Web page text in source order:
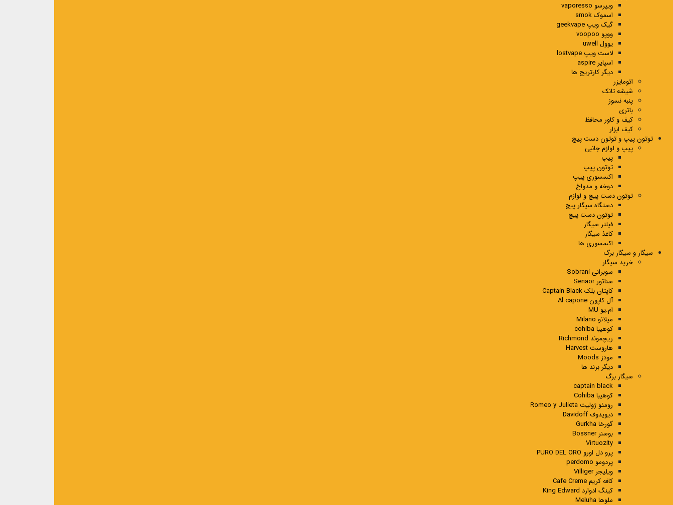
ویپرسو vaporesso
اسموک smok
گیک ویپ geekvape
ووپو voopoo
یوول uwell
لاست ویپ lostvape
اسپایر aspire
دیگر کارتریج ها
اتومایزر
شیشه تانک
پنبه نسوز
باتری
کیف و کاور محافظ
کیف ابزار
توتون پیپ و توتون دست پیچ
پیپ و لوازم جانبی
پیپ
توتون پیپ
اکسسوری پیپ
دوخه و مدواخ
توتون دست پیچ و لوازم
دستگاه سیگار پیچ
توتون دست پیچ
فیلتر سیگار
کاغذ سیگار
اکسسوری ها..
سیگار و سیگار برگ
خرید سیگار
سوبرانی Sobrani
سناتور Senaor
کاپتان بلک Captain Black
آل کاپون Al capone
ام.یو MU
میلانو Milano
کوهیبا cohiba
ریچموند Richmond
هاروست Harvest
مودز Moods
دیگر برند ها
سیگار برگ
captain black
کوهیبا Cohiba
رومئو ژولیت Romeo y Julieta
دیویدوف Davidoff
گورخا Gurkha
بوسنر Bossner
Virtuozity
پرو دل اورو PURO DEL ORO
پردومو perdomo
ویلیجر Villiger
کافه کریم Cafe Creme
کینگ ادوارد King Edward
ملوها Meluha